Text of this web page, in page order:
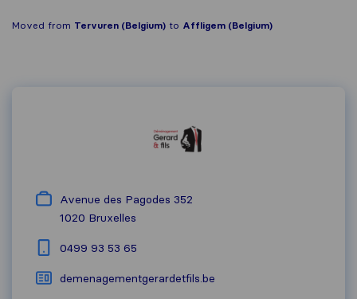
Moved from Tervuren (Belgium) to Affligem (Belgium)
Avenue des Pagodes 352
1020 Bruxelles
0499 93 53 65
demenagementgerardetfils.be